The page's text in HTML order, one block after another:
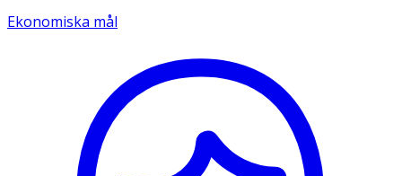
Ekonomiska mål